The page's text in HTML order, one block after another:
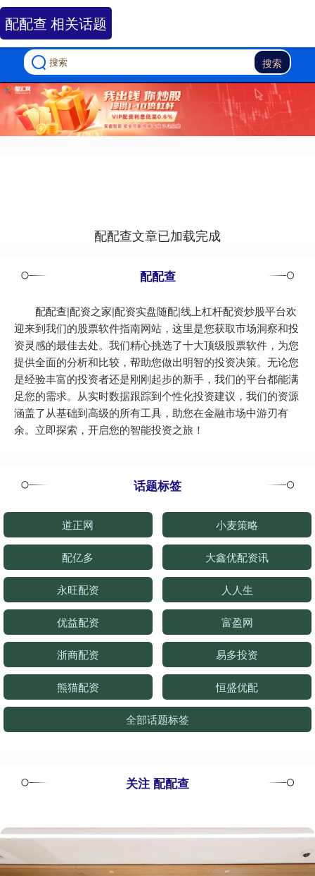
搜索
配配查 相关话题
配配查文章已加载完成
配配查
配配查|配资之家|配资实盘随配|线上杠杆配资炒股平台欢
迎来到我们的股票软件指南网站，这里是您获取市场洞察和投
资灵感的最佳去处。我们精心挑选了十大顶级股票软件，为您
提供全面的分析和比较，帮助您做出明智的投资决策。无论您
是经验丰富的投资者还是刚刚起步的新手，我们的平台都能满
足您的需求。从实时数据跟踪到个性化投资建议，我们的资源
涵盖了从基础到高级的所有工具，助您在金融市场中游刃有
余。立即探索，开启您的智能投资之旅！
话题标签
道正网 小麦策略
配亿多 大鑫优配资讯
永旺配资 人人生
优益配资 富盈网
浙商配资 易多投资
熊猫配资 恒盛优配
全部话题标签
关注 配配查